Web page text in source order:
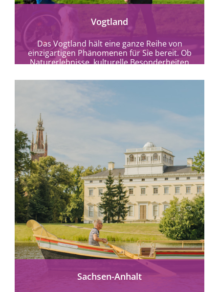
Vogtland
Das Vogtland hält eine ganze Reihe von
einzigartigen Phänomenen für Sie bereit. Ob
Naturerlebnisse, kulturelle Besonderheiten
mehr erfahren
Sachsen-Anhalt